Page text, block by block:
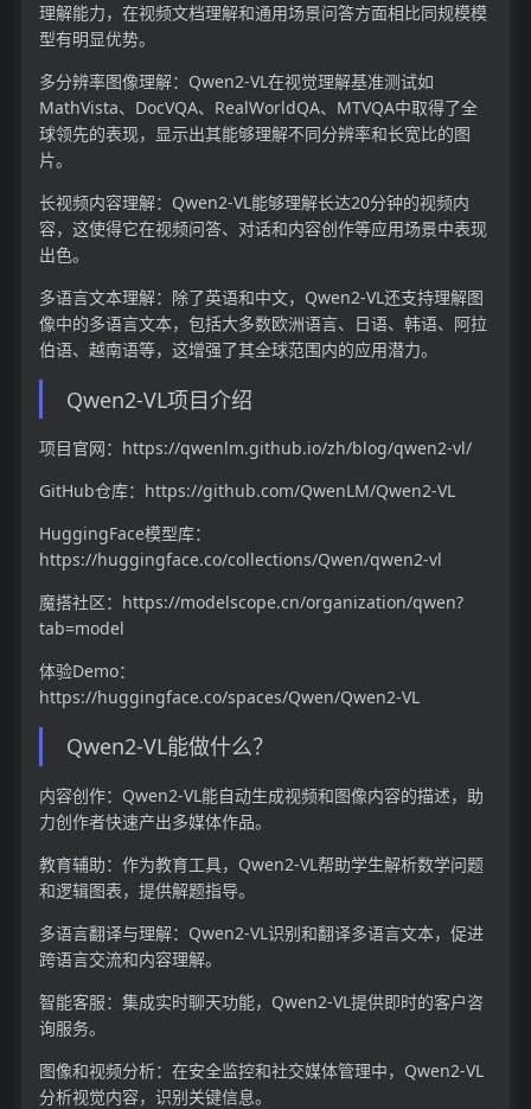
理解能力，在视频文档理解和通用场景问答方面相比同规模模
型有明显优势。
多分辨率图像理解：Qwen2-VL在视觉理解基准测试如
MathVista、DocVQA、RealWorldQA、MTVQA中取得了全
球领先的表现，显示出其能够理解不同分辨率和长宽比的图
片。
长视频内容理解：Qwen2-VL能够理解长达20分钟的视频内
容，这使得它在视频问答、对话和内容创作等应用场景中表现
出色。
多语言文本理解：除了英语和中文，Qwen2-VL还支持理解图
像中的多语言文本，包括大多数欧洲语言、日语、韩语、阿拉
伯语、越南语等，这增强了其全球范围内的应用潜力。
Qwen2-VL项目介绍
项目官网：https://qwenlm.github.io/zh/blog/qwen2-vl/
GitHub仓库：https://github.com/QwenLM/Qwen2-VL
HuggingFace模型库：
https://huggingface.co/collections/Qwen/qwen2-vl
魔搭社区：https://modelscope.cn/organization/qwen?
tab=model
体验Demo：
https://huggingface.co/spaces/Qwen/Qwen2-VL
Qwen2-VL能做什么？
内容创作：Qwen2-VL能自动生成视频和图像内容的描述，助
力创作者快速产出多媒体作品。
教育辅助：作为教育工具，Qwen2-VL帮助学生解析数学问题
和逻辑图表，提供解题指导。
多语言翻译与理解：Qwen2-VL识别和翻译多语言文本，促进
跨语言交流和内容理解。
智能客服：集成实时聊天功能，Qwen2-VL提供即时的客户咨
询服务。
图像和视频分析：在安全监控和社交媒体管理中，Qwen2-VL
分析视觉内容，识别关键信息。